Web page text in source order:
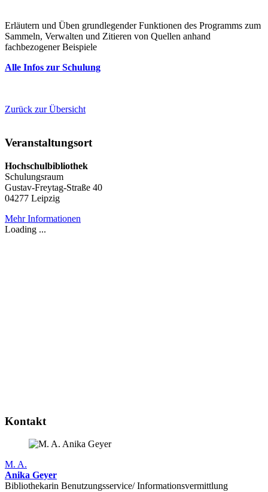
Erläutern und Üben grundlegender Funktionen des Programms zum
Sammeln, Verwalten und Zitieren von Quellen anhand
fachbezogener Beispiele
Alle Infos zur Schulung
Zurück zur Übersicht
Veranstaltungsort
Hochschulbibliothek
Schulungsraum
Gustav-Freytag-Straße 40
04277 Leipzig
Mehr Informationen
Loading ...
Kontakt
M. A.
Anika Geyer
Bibliothekarin Benutzungs­service/ Infor­mations­vermittlung